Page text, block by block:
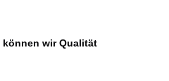
können wir Qualität